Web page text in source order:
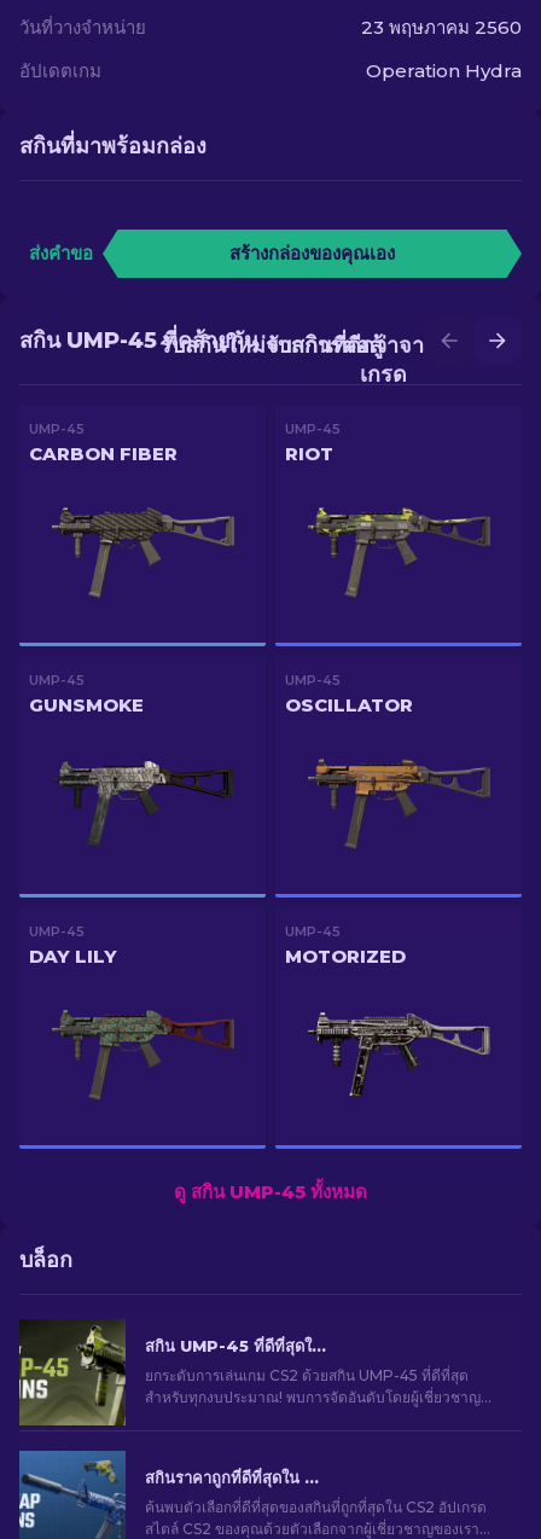
วันที่วางจำหน่าย
23 พฤษภาคม 2560
อัปเดตเกม
Operation Hydra
สกินที่มาพร้อมกล่อง
ส่งคำขอ สร้างกล่องของคุณเอง
รับสกินที่ดีกว่าจากการอัป
เกรด
รับสกินใหม่จากการต่อสู้
สกิน UMP-45 ที่คล้ายกัน
UMP-45
CARBON FIBER
UMP-45
RIOT
UMP-45
GUNSMOKE
UMP-45
OSCILLATOR
UMP-45
DAY LILY
UMP-45
MOTORIZED
ดู สกิน UMP-45 ทั้งหมด
บล็อก
สกิน UMP-45 ที่ดีที่สุดใน CS2 สำหรับทุกงบประมาณ [2026]
ยกระดับการเล่นเกม CS2 ด้วยสกิน UMP-45 ที่ดีที่สุด
สำหรับทุกงบประมาณ! พบการจัดอันดับโดยผู้เชี่ยวชาญ
สกินราคาถูกที่ดีที่สุดใน CS2 [2026]
ค้นพบตัวเลือกที่ดีที่สุดของสกินที่ถูกที่สุดใน CS2 อัปเกรด
สไตล์ CS2 ของคุณด้วยตัวเลือกจากผู้เชี่ยวชาญของเรา